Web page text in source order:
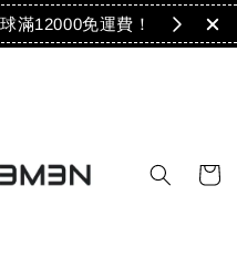
滿12000免運費！